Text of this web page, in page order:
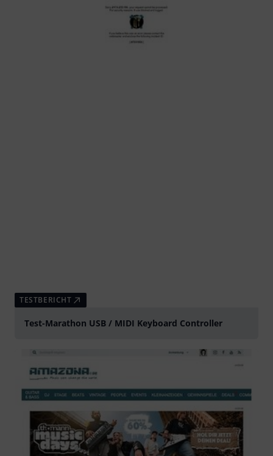
TESTBERICHT
Test-Marathon USB / MIDI Keyboard Controller